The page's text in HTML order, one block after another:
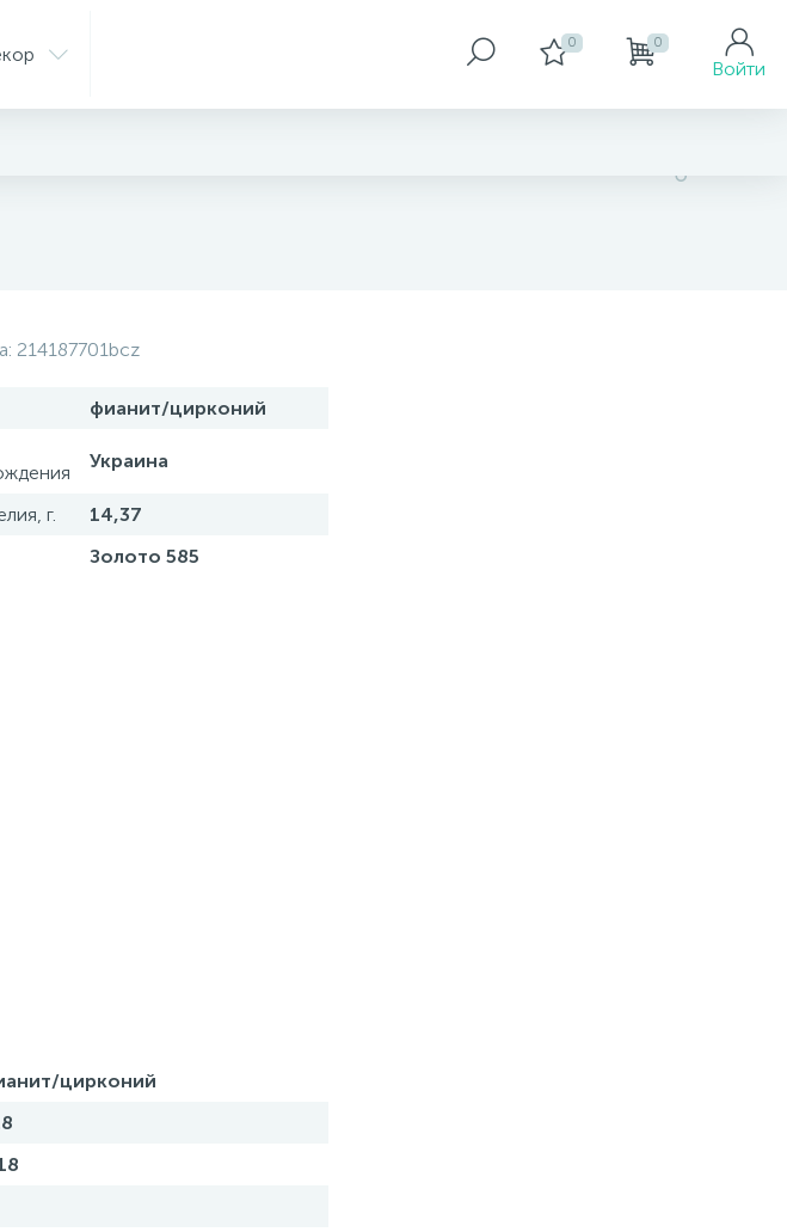
0 0
Войти
214187701bcz
фианит/цирконий
Украина
г.
14,37
Золото 585
цирконий